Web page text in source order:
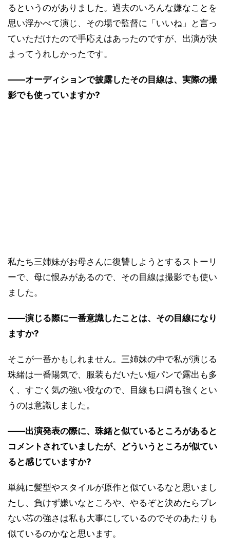
るというのがありました。過去のいろんな嫌なことを
思い浮かべて演じ、その場で監督に「いいね」と言っ
ていただけたので手応えはあったのですが、出演が決
まってうれしかったです。
――オーディションで披露したその目線は、実際の撮
影でも使っていますか?
私たち三姉妹がお母さんに復讐しようとするストーリ
ーで、母に恨みがあるので、その目線は撮影でも使い
ました。
――演じる際に一番意識したことは、その目線になり
ますか?
そこが一番かもしれません。三姉妹の中で私が演じる
珠緒は一番陽気で、服装もだいたい短パンで露出も多
く、すごく気の強い役なので、目線も口調も強くとい
うのは意識しました。
――出演発表の際に、珠緒と似ているところがあると
コメントされていましたが、どういうところが似てい
ると感じていますか?
単純に髪型やスタイルが原作と似ているなと思いまし
たし、負けず嫌いなところや、やるぞと決めたらブレ
ない芯の強さは私も大事にしているのでそのあたりも
似ているのかなと思います。